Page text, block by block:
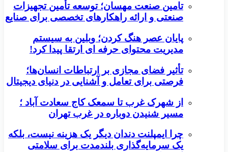
تامین صنعت مهسان؛ توسعه تأمین تجهیزات
صنعتی و ارائه راهکارهای تخصصی برای صنایع
پایان عصر هنگ کردن؛ وبلین به سیستم
مدیریت محتوای حرفه ای ارتقا پیدا کرد!
تأثیر فضای مجازی بر ارتباطات انسان‌ها؛
فرصتی برای تعامل و آشنایی در دنیای دیجیتال
از شهرک غرب تا سمعک کاج سعادت آباد ؛
مسیر شنیدن دوباره در غرب تهران
چرا ایمپلنت دندان دیگر یک هزینه نیست، بلکه
یک سرمایه‌گذاری بلندمدت برای سلامتی